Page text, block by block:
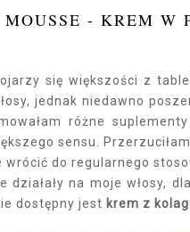
- KREM W
się większości z
jednak niedawno
różne
sensu.
do regularnego
na moje włosy,
dostępny jest krem z